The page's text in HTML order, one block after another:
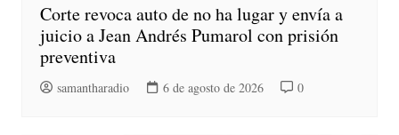
Corte revoca auto de no ha lugar y envía a
juicio a Jean Andrés Pumarol con prisión
preventiva
samantharadio 6 de agosto de 2026 0